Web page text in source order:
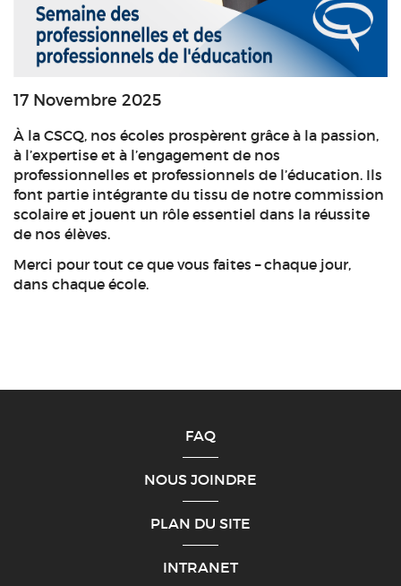
17 Novembre 2025
À la CSCQ, nos écoles prospèrent grâce à la passion,
à l’expertise et à l’engagement de nos
professionnelles et professionnels de l’éducation. Ils
font partie intégrante du tissu de notre commission
scolaire et jouent un rôle essentiel dans la réussite
de nos élèves.
Merci pour tout ce que vous faites – chaque jour,
dans chaque école.
FAQ
NOUS JOINDRE
PLAN DU SITE
INTRANET